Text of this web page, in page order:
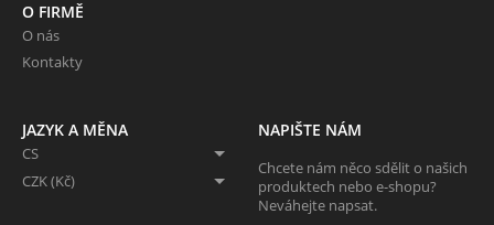
O FIRMĚ
O nás
Kontakty
JAZYK A MĚNA
CS
CZK (Kč)
NAPIŠTE NÁM
Chcete nám něco sdělit o našich
produktech nebo e-shopu?
Neváhejte napsat.